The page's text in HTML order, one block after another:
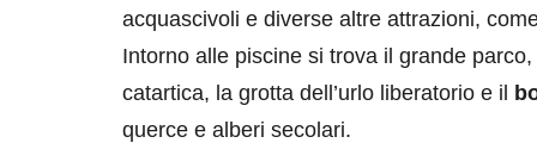
acquascivoli e diverse altre attrazioni,
Intorno alle piscine si trova il grande
catartica, la grotta dell’urlo liberatorio e il
querce e alberi secolari.